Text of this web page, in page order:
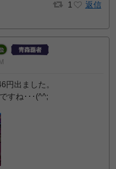
1 返信
円出ました。
すね･･･(^^;